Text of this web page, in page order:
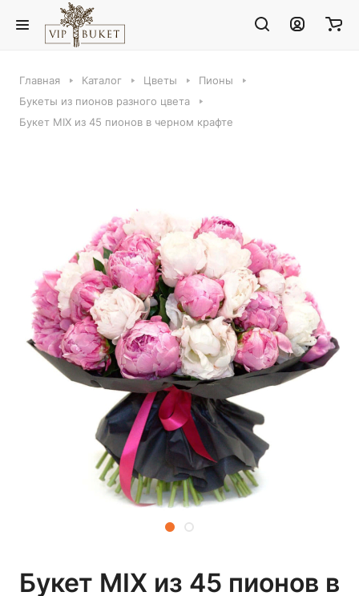
Главная Каталог Цветы
Пионы
Букеты из пионов разного цвета
Букет MIX из 45 пионов в черном крафте
Букет MIX из 45 пионов в